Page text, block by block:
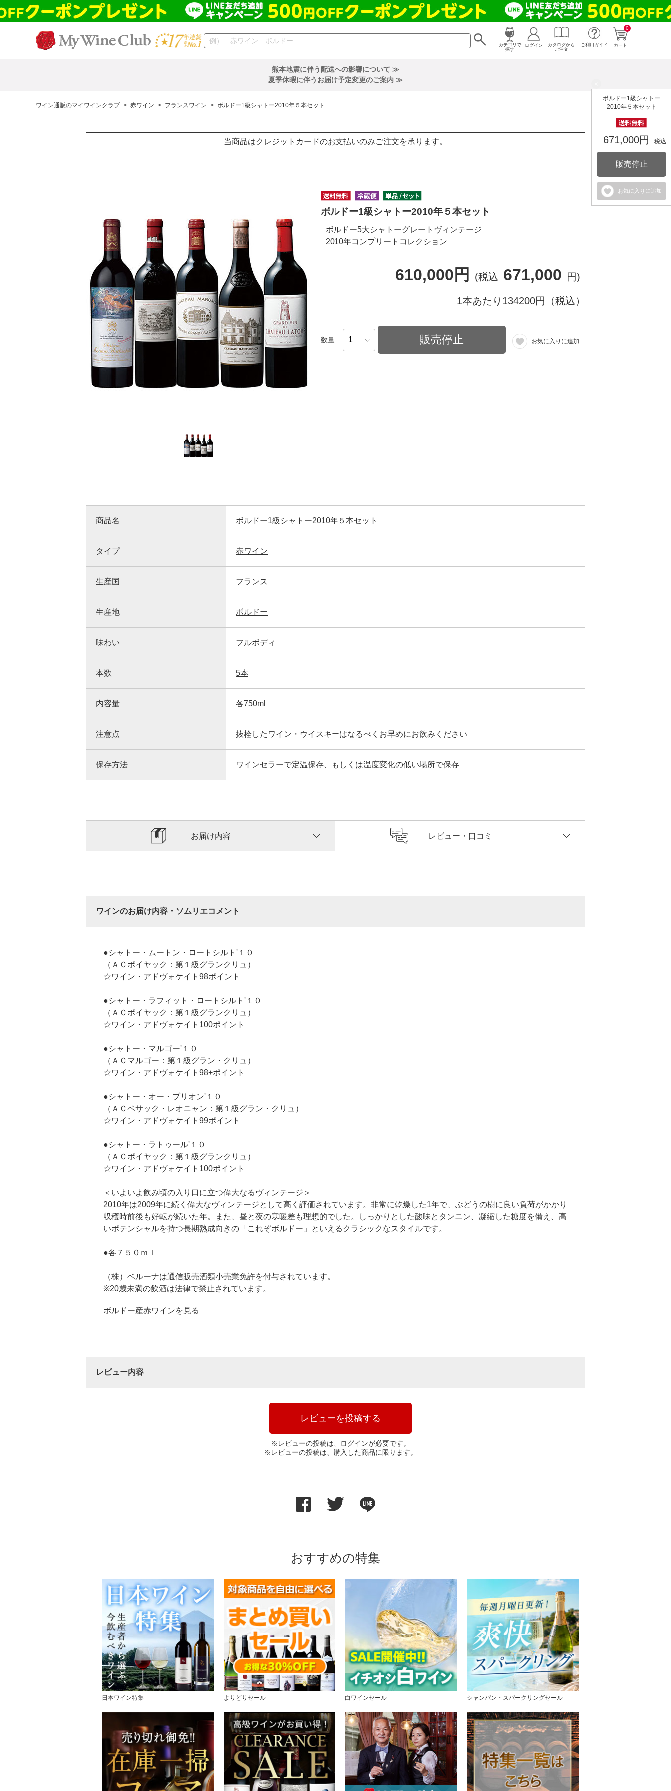
カテゴリで
探す
0
カート
ログイン
カタログから
ご注文
ご利用ガイド
熊本地震に伴う配送への影響について ≫
夏季休暇に伴うお届け予定変更のご案内 ≫
ワイン通販のマイワインクラブ > 赤ワイン > フランスワイン > ボルドー1級シャトー2010年５本セット
ボルドー1級シャトー
2010年５本セット
671,000円 税込
販売停止
お気に入りに追加
当商品はクレジットカードのお支払いのみご注文を承ります。
ボルドー1級シャトー2010年５本セット
ボルドー5大シャトーグレートヴィンテージ
2010年コンプリートコレクション
610,000円 (税込 671,000 円)
1本あたり134200円（税込）
数量 販売停止 お気に入りに追加
商品名 ボルドー1級シャトー2010年５本セット
タイプ 赤ワイン
生産国 フランス
生産地 ボルドー
味わい フルボディ
本数 5本
内容量 各750ml
注意点 抜栓したワイン・ウイスキーはなるべくお早めにお飲みください
保存方法 ワインセラーで定温保存、もしくは温度変化の低い場所で保存
お届け内容 レビュー ・口コミ
ワインのお届け内容・ソムリエコメント
●シャトー・ムートン・ロートシルト'１０
（ＡＣポイヤック：第１級グランクリュ）
☆ワイン・アドヴォケイト98ポイント
●シャトー・ラフィット・ロートシルト'１０
（ＡＣポイヤック：第１級グランクリュ）
☆ワイン・アドヴォケイト100ポイント
●シャトー・マルゴー'１０
（ＡＣマルゴー：第１級グラン・クリュ）
☆ワイン・アドヴォケイト98+ポイント
●シャトー・オー・ブリオン'１０
（ＡＣペサック・レオニャン：第１級グラン・クリュ）
☆ワイン・アドヴォケイト99ポイント
●シャトー・ラトゥール'１０
（ＡＣポイヤック：第１級グランクリュ）
☆ワイン・アドヴォケイト100ポイント
＜いよいよ飲み頃の入り口に立つ偉大なるヴィンテージ＞
2010年は2009年に続く偉大なヴィンテージとして高く評価されています。非常に乾燥した1年で、ぶどうの樹に良い負荷がかかり
収穫時前後も好転が続いた年。また、昼と夜の寒暖差も理想的でした。しっかりとした酸味とタンニン、凝縮した糖度を備え、高
いポテンシャルを持つ長期熟成向きの「これぞボルドー」といえるクラシックなスタイルです。
●各７５０ｍｌ
（株）ベルーナは通信販売酒類小売業免許を付与されています。
※20歳未満の飲酒は法律で禁止されています。
ボルドー産赤ワインを見る
レビュー内容
レビューを投稿する
※レビューの投稿は、ログインが必要です。
※レビューの投稿は、購入した商品に限ります。
おすすめの特集
日本ワイン特集 よりどりセール 白ワインセール シャンパン・スパークリングセール